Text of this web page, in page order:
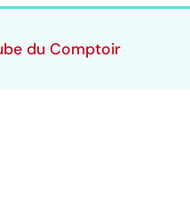
du Comptoir